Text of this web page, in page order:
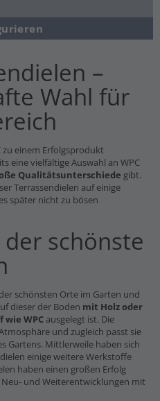
–
Wahl für
zu einem Erfolgsprodukt
eine vielfältige Auswahl an WPC
Qualitätsunterschiede gibt.
Terrassendielen auf einige
später nicht zu bösen
der schönste
schönsten Orte im Garten und
dieser der Boden mit Holz oder
WPCausgelegt ist. Die
und zugleich passt sie
Gartens. Mittlerweile haben sich
einige weitere Werkstoffe
haben einen großen Erfolg
und Weiterentwicklungen mit